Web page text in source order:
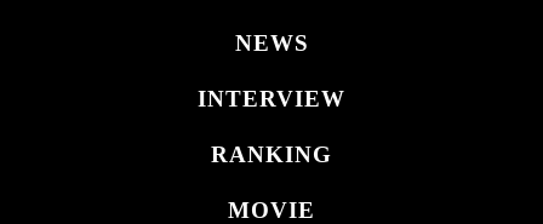
NEWS
INTERVIEW
RANKING
MOVIE